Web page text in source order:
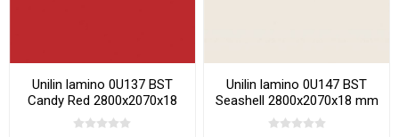
Unilin lamino 0U137 BST
Candy Red 2800x2070x18
mm
Unilin lamino 0U147 BST
Seashell 2800x2070x18 mm